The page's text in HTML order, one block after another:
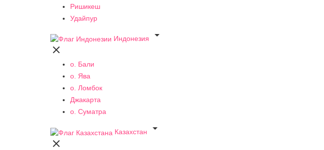
Ришикеш
Удайпур
Индонезия


о. Бали
о. Ява
о. Ломбок
Джакарта
о. Суматра
Казахстан

